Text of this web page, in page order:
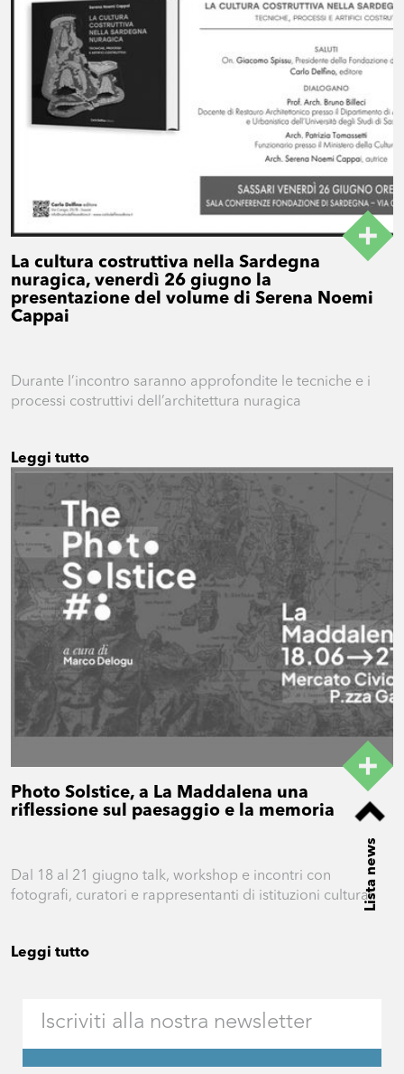
La cultura costruttiva nella Sardegna
nuragica, venerdì 26 giugno la
presentazione del volume di Serena Noemi
Cappai
Durante l’incontro saranno approfondite le tecniche e i
processi costruttivi dell’architettura nuragica
Leggi tutto
Photo Solstice, a La Maddalena una
riflessione sul paesaggio e la memoria
Dal 18 al 21 giugno talk, workshop e incontri con
fotografi, curatori e rappresentanti di istituzioni culturali
Leggi tutto
Lista news